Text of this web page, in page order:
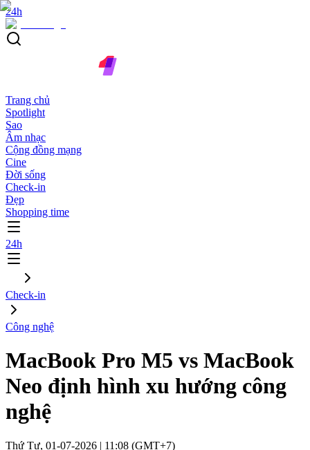
24h
Trang chủ
Spotlight
Sao
Âm nhạc
Cộng đồng mạng
Cine
Đời sống
Check-in
Đẹp
Shopping time
24h
Check-in
Công nghệ
MacBook Pro M5 vs MacBook
Neo định hình xu hướng công
nghệ
Thứ Tư, 01-07-2026 | 11:08 (GMT+7)